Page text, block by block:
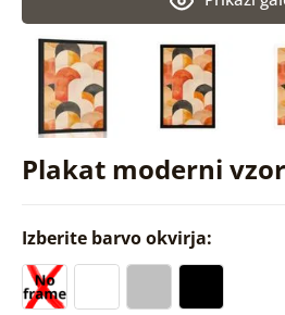
Plakat moderni
Izberite barvo okvirja: